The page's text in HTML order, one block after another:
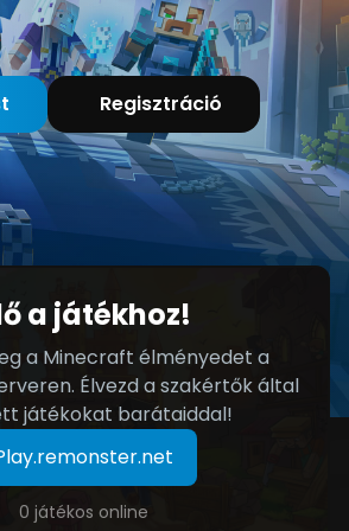
Regisztráció
a játékhoz!
a Minecraft élményedet a
Élvezd a szakértők által
játékokat barátaiddal!
0 játékos online